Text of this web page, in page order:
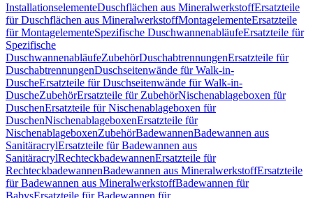
InstallationselementeDuschflächen aus MineralwerkstoffErsatzteile
für Duschflächen aus MineralwerkstoffMontagelementeErsatzteile
für MontagelementeSpezifische DuschwannenabläufeErsatzteile für
Spezifische
DuschwannenabläufeZubehörDuschabtrennungenErsatzteile für
DuschabtrennungenDuschseitenwände für Walk-in-
DuscheErsatzteile für Duschseitenwände für Walk-in-
DuscheZubehörErsatzteile für ZubehörNischenablageboxen für
DuschenErsatzteile für Nischenablageboxen für
DuschenNischenablageboxenErsatzteile für
NischenablageboxenZubehörBadewannenBadewannen aus
SanitäracrylErsatzteile für Badewannen aus
SanitäracrylRechteckbadewannenErsatzteile für
RechteckbadewannenBadewannen aus MineralwerkstoffErsatzteile
für Badewannen aus MineralwerkstoffBadewannen für
BabysErsatzteile für Badewannen für